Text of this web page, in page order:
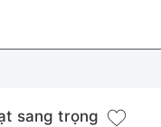
sang trọng